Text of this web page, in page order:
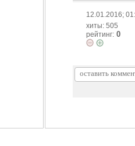
12.01.2016;
хиты: 505
рейтинг: 0